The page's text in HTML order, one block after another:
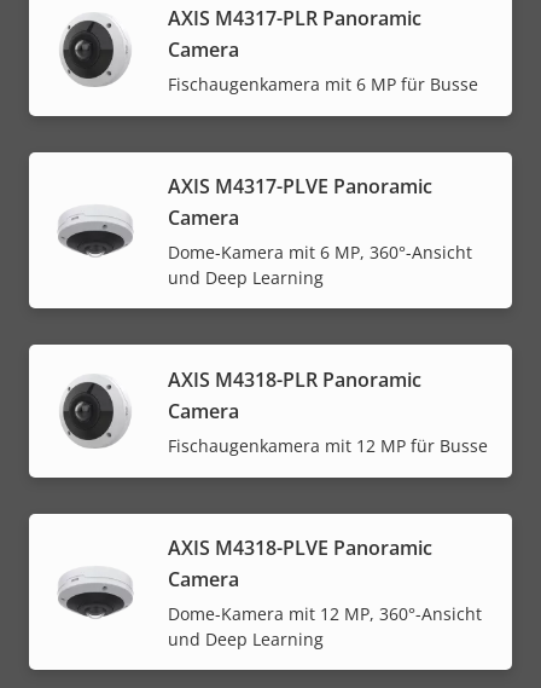
AXIS M4317-PLR Panoramic
Camera
Fischaugenkamera mit 6 MP für Busse
AXIS M4317-PLVE Panoramic
Camera
Dome-Kamera mit 6 MP, 360°-Ansicht
und Deep Learning
AXIS M4318-PLR Panoramic
Camera
Fischaugenkamera mit 12 MP für Busse
AXIS M4318-PLVE Panoramic
Camera
Dome-Kamera mit 12 MP, 360°-Ansicht
und Deep Learning